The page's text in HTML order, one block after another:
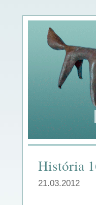
História
21.03.2012